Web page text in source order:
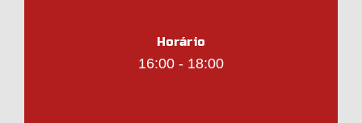
Horário
16:00 - 18:00